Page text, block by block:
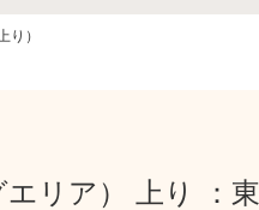
り）
リア） 上り ：